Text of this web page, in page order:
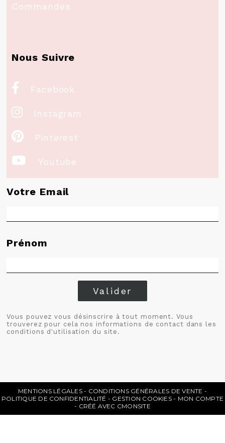
Commandes
Nous Suivre
 Facebook
 Instagram
 Pinterest
 Youtube
Votre Email
Prénom
Valider
Vous pouvez vous désinscrire à tout moment. Vous
trouverez pour cela nos informations de contact dans les
conditions d'utilisation du site.
MENTIONS LÉGALES
CONDITIONS GÉNÉRALES DE VENTE
POLITIQUE DE CONFIDENTIALITÉ
GESTION COOKIES
MON COMPTE
CRÉÉ AVEC CMONSITE